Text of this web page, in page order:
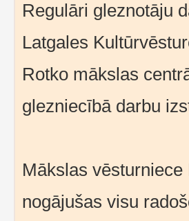
Regulāri gleznotāju
Latgales
Rotko mākslas
glezniecībā darbu
Mākslas
nogājušas visu